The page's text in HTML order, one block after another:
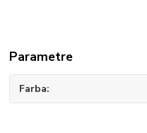
Parametre
Farba